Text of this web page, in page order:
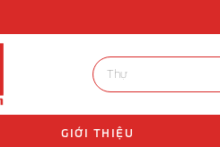
GIỚI THIỆU